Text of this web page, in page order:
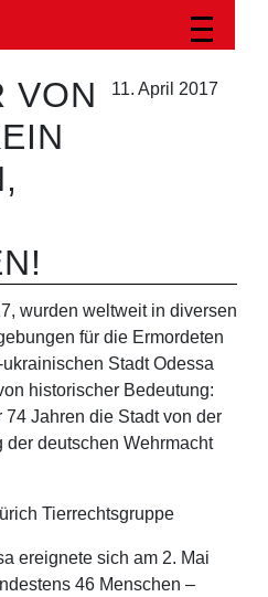
11. April 2017
VON
wurden weltweit in diversen
für die Ermordeten
Stadt Odessa
historischer Bedeutung:
Jahren die Stadt von der
deutschen Wehrmacht
ereignete sich am 2. Mai
46 Menschen –